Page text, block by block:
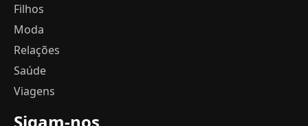
Filhos
Moda
Relações
Saúde
Viagens
Sigam-nos